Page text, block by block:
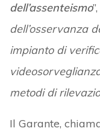
dell’assenteismo
dell’osservanza
impianto di
metodi di
Il Garante,